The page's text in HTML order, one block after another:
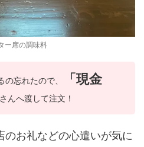
ー席の調味料
の忘れたので、
「現金
んへ渡して注文！
お礼などの心遣いが気に